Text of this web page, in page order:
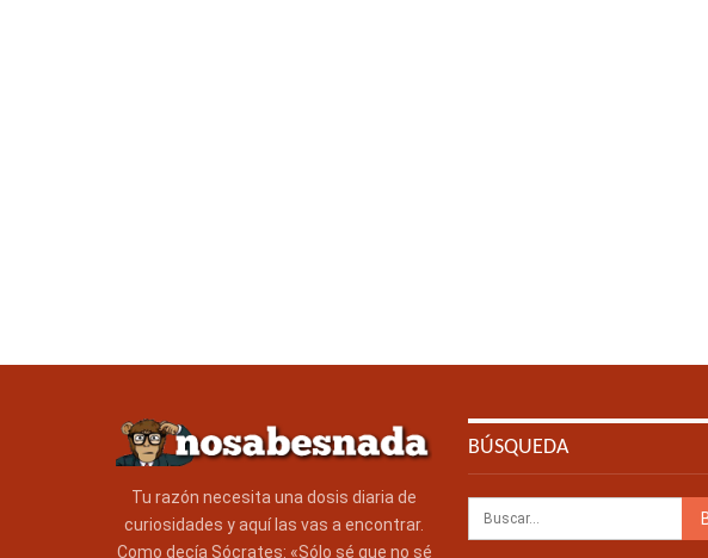
Tu razón necesita una dosis diaria de
curiosidades y aquí las vas a encontrar.
Como decía Sócrates: «Sólo sé que no sé
BÚSQUEDA